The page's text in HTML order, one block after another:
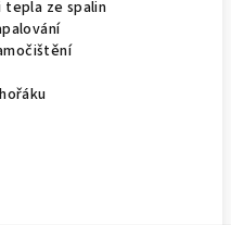
ze spalin